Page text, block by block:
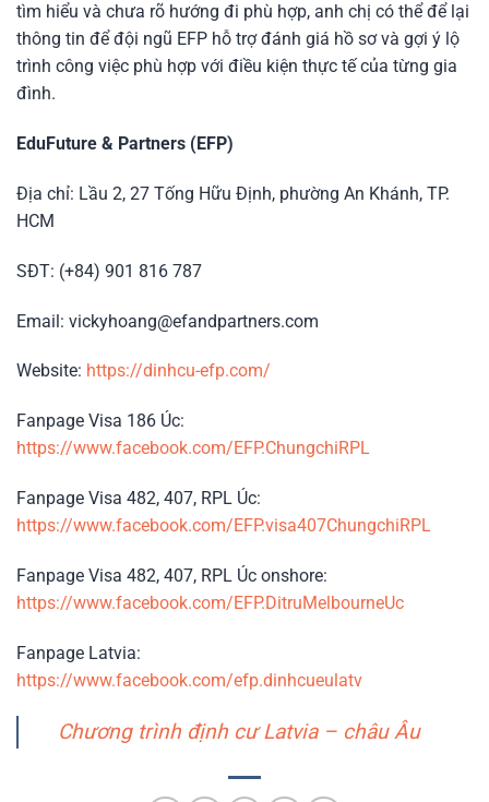
tìm hiểu và chưa rõ hướng đi phù hợp, anh chị có thể để lại
thông tin để đội ngũ EFP hỗ trợ đánh giá hồ sơ và gợi ý lộ
trình công việc phù hợp với điều kiện thực tế của từng gia
đình.
EduFuture & Partners (EFP)
Địa chỉ: Lầu 2, 27 Tống Hữu Định, phường An Khánh, TP.
HCM
SĐT: (+84) 901 816 787
Email: vickyhoang@efandpartners.com
Website: https://dinhcu-efp.com/
Fanpage Visa 186 Úc:
https://www.facebook.com/EFP.ChungchiRPL
Fanpage Visa 482, 407, RPL Úc:
https://www.facebook.com/EFP.visa407ChungchiRPL
Fanpage Visa 482, 407, RPL Úc onshore:
https://www.facebook.com/EFP.DitruMelbourneUc
Fanpage Latvia:
https://www.facebook.com/efp.dinhcueulatv
Chương trình định cư Latvia – châu Âu